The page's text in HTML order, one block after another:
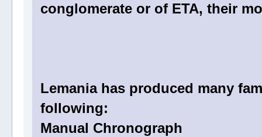
conglomerate or of ETA, their
Lemania has produced many
following:
Manual Chronograph